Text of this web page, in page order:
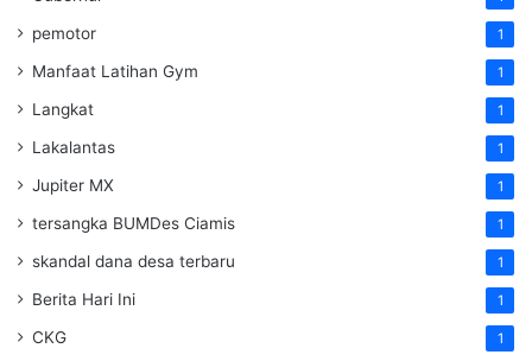
pemotor 1
Manfaat Latihan Gym 1
Langkat 1
Lakalantas 1
Jupiter MX 1
tersangka BUMDes Ciamis 1
skandal dana desa terbaru 1
Berita Hari Ini 1
CKG 1